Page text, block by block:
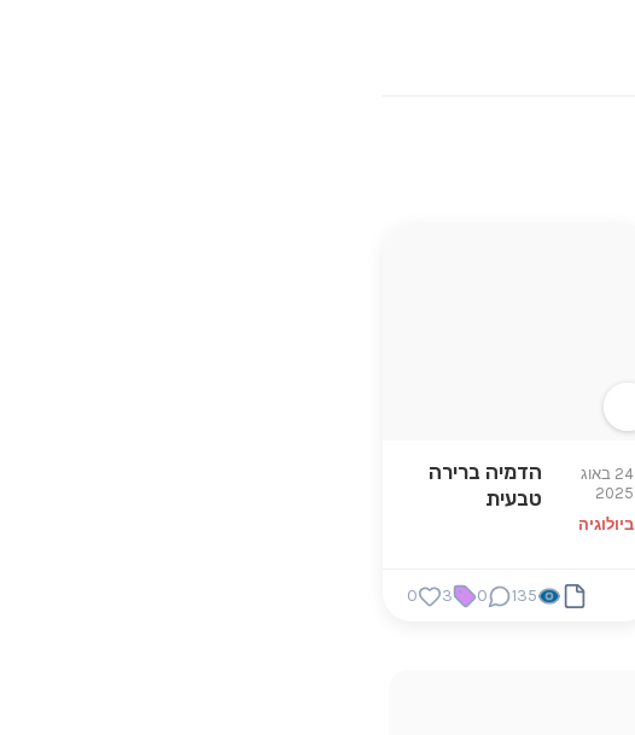
24 באוג
2025
ביולוגיה
הדמיה ברירה
טבעית
135
0
3
0